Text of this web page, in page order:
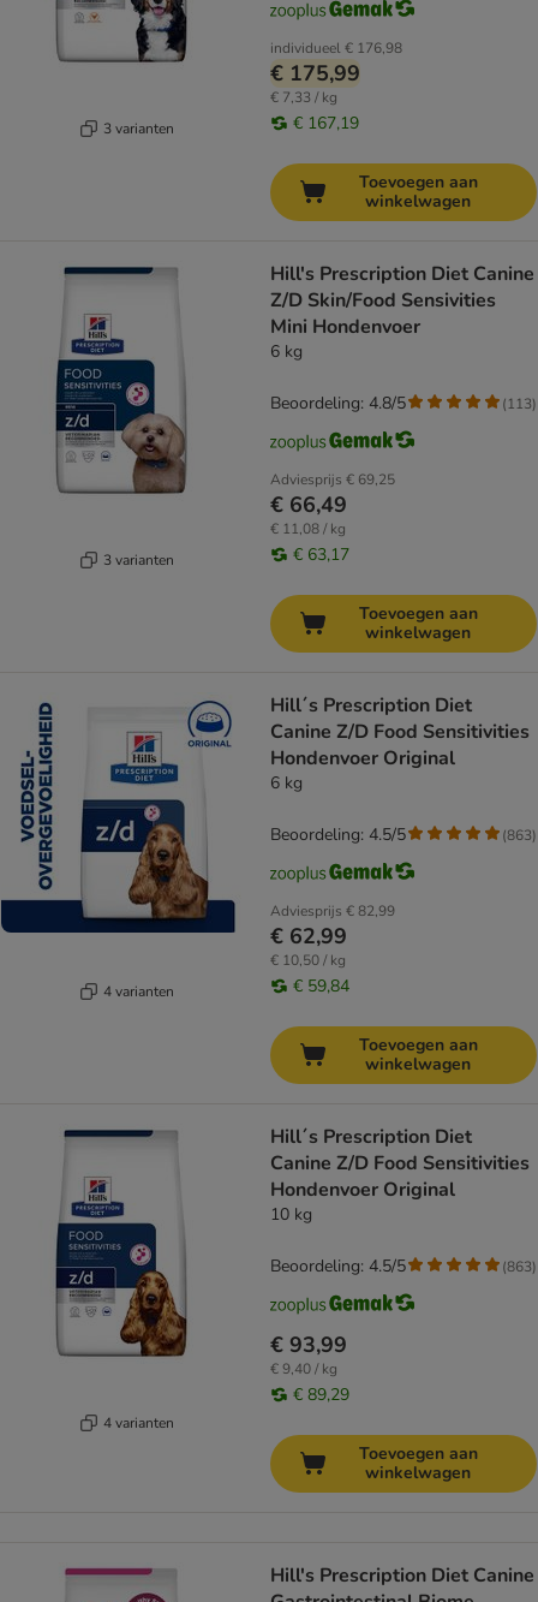
3 varianten
individueel€ 176,98
€ 175,99
€ 7,33 / kg
€ 167,19
Toevoegen aan
winkelwagen
3 varianten
Hill's Prescription Diet Canine
Z/D Skin/Food Sensivities
Mini Hondenvoer
6 kg
Adviesprijs € 69,25
€ 66,49
€ 11,08 / kg
€ 63,17
Beoordeling: 4.8/5 (113)
Toevoegen aan
winkelwagen
4 varianten
Hill´s Prescription Diet
Canine Z/D Food Sensitivities
Hondenvoer Original
6 kg
Adviesprijs € 82,99
€ 62,99
€ 10,50 / kg
€ 59,84
Beoordeling: 4.5/5 (863)
Toevoegen aan
winkelwagen
4 varianten
Hill´s Prescription Diet
Canine Z/D Food Sensitivities
Hondenvoer Original
10 kg
€ 93,99
€ 9,40 / kg
€ 89,29
Beoordeling: 4.5/5 (863)
Toevoegen aan
winkelwagen
Hill's Prescription Diet Canine